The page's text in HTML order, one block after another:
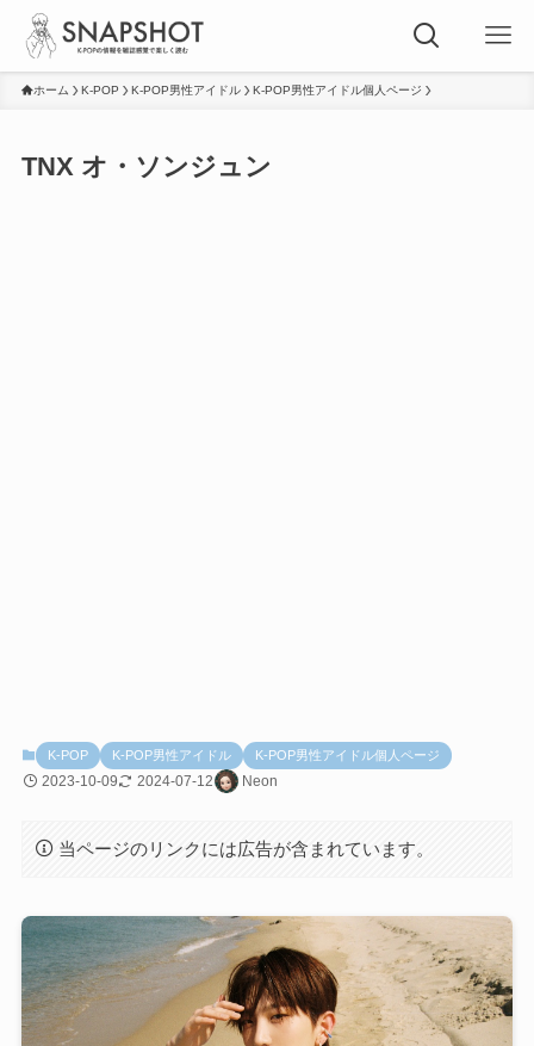
ホーム K-POP K-POP男性アイドル K-POP男性アイドル個人ページ
TNX オ・ソンジュン
K-POP K-POP男性アイドル K-POP男性アイドル個人ページ
2023-10-09 2024-07-12 Neon
当ページのリンクには広告が含まれています。